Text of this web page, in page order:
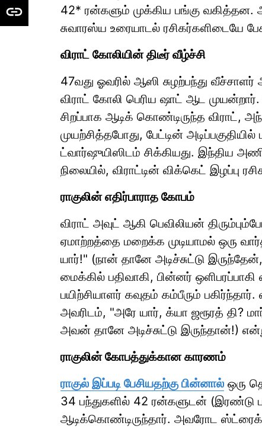
42* ரன்களும் முக்கிய பங்கு
சுவாரஸ்ய உரையாடல் ரசிகர்களிடையே
விராட் கோலியின் திடீர் வீழ்ச்சி
47வது ஓவரில் ஆஸி சுழற்பந்து
விராட் கோலி பெரிய ஷாட் ஆட
சிறப்பாக ஆடிக் கொண்டிருந்த விராட்,
முயற்சித்தபோது, பேட்டின்
ட்வார்ஷுயிஸிடம் சிக்கியது. இந்திய
நிலையில், விராட்டின் விக்கெட் இழப்பு
ராகுலின் எதிர்பாராத கோபம்
விராட் அவுட் ஆகி பெவிலியன்
ஏமாற்றத்தை மறைக்க முடியாமல் ஒரு
யார்!" (நான் தானே அடிச்சுட்டு
மைக்கில் பதிவாகி, பின்னர்
பயிற்சியாளர் கவுதம் கம்பீரும்
அவரிடம், "அரே யார், க்யா ஜரூரத் தி?
அவன் தானே அடிச்சுட்டு இருந்தான்!)
ராகுலின் கோபத்துக்கான காரணம்
ராகுல் இப்படி பேசியதற்கு பின்னால் ஒரு
34 பந்துகளில் 42 ரன்களுடன்
ஆடிக்கொண்டிருந்தார். அவரோட ஸ்ட்ரைக்